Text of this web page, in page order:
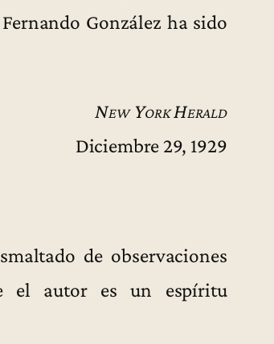
González ha sido
New York Herald
Diciembre 29, 1929
de observaciones
el autor es un espíritu